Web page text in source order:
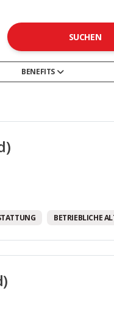
SUCHEN
BENEFITS
BETRIEBLICHE